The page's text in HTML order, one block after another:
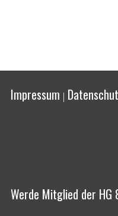
Impressum |
Werde Mitglied der HG